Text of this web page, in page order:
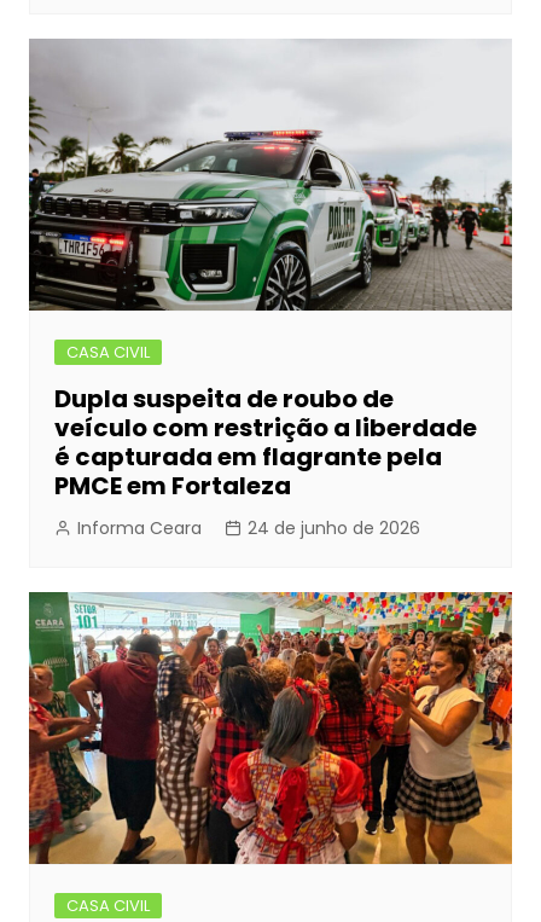
CASA CIVIL
Dupla suspeita de roubo de
veículo com restrição a liberdade
é capturada em flagrante pela
PMCE em Fortaleza
Informa Ceara 24 de junho de 2026
CASA CIVIL